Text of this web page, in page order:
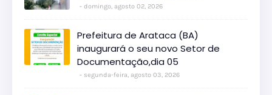
domingo, agosto 02, 2026
Prefeitura de Arataca (BA)
inaugurará o seu novo Setor de
Documentação,dia 05
segunda-feira, agosto 03, 2026